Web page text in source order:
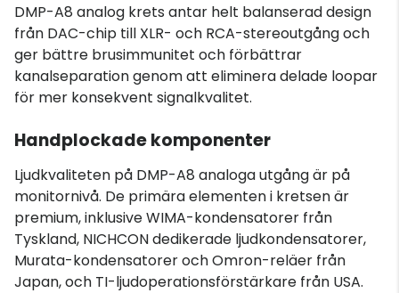
DMP-A8 analog krets antar helt balanserad design
från DAC-chip till XLR- och RCA-stereoutgång och
ger bättre brusimmunitet och förbättrar
kanalseparation genom att eliminera delade loopar
för mer konsekvent signalkvalitet.
Handplockade komponenter
Ljudkvaliteten på DMP-A8 analoga utgång är på
monitornivå. De primära elementen i kretsen är
premium, inklusive WIMA-kondensatorer från
Tyskland, NICHCON dedikerade ljudkondensatorer,
Murata-kondensatorer och Omron-reläer från
Japan, och TI-ljudoperationsförstärkare från USA.